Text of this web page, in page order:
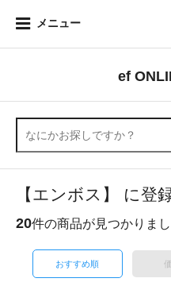
メニュー
ef
【エンボス】 に登
20件の商品が見つかりま
おすすめ順